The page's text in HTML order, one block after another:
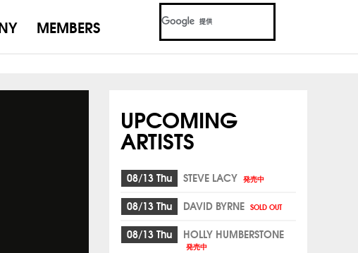
MEMBERS
UPCOMING
ARTISTS
08/13 Thu STEVE LACY 発売中
08/13 Thu DAVID BYRNE SOLD OUT
08/13 Thu HOLLY HUMBERSTONE
発売中